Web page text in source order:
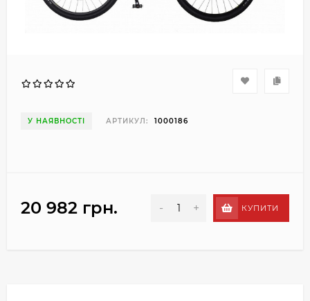
У НАЯВНОСТІ АРТИКУЛ: 1000186
20 982 грн. - + КУПИТИ